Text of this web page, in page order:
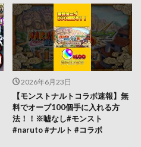
2026年6月23日
【モンストナルトコラボ速報】無
料でオーブ100個手に入れる方
法！！※嘘なし#モンスト
#naruto #ナルト #コラボ